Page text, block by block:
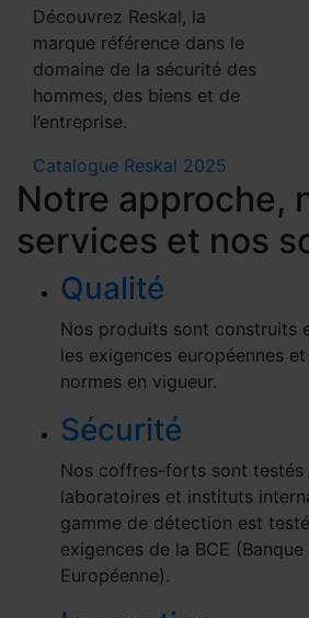
Découvrez Reskal, la
marque référence dans le
domaine de la sécurité des
hommes, des biens et de
l’entreprise.
Catalogue Reskal 2025
Notre approche,
services et nos
Qualité
Nos produits sont construits
les exigences européennes
normes en vigueur.
Sécurité
Nos coffres-forts sont
laboratoires et instituts
gamme de détection est
exigences de la BCE
Européenne).